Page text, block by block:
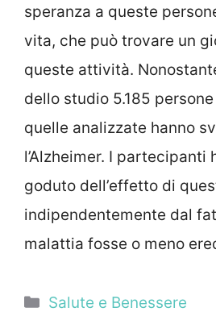
speranza a queste
vita, che può trovare un
queste attività.
dello studio 5.185
quelle analizzate hanno
l’Alzheimer. I partecipanti
goduto dell’effetto di
indipendentemente dal
malattia fosse o meno
Categorie
Salute e Benessere